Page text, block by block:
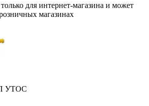
для интернет-магазина и может
магазинах
УТОС